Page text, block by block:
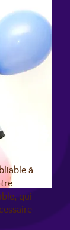
à
qui